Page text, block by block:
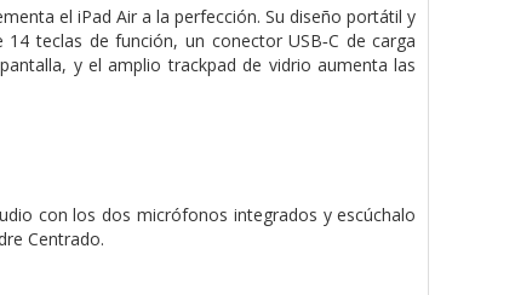
el iPad Air a la perfección. Su diseño portátil y
teclas de función, un conector USB‑C de carga
y el amplio trackpad de vidrio aumenta las
con los dos micrófonos integrados y escúchalo
Centrado.